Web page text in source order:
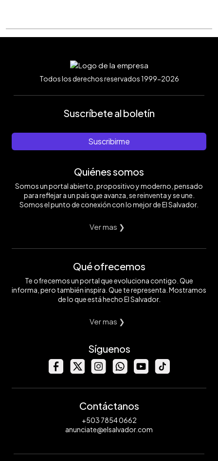
Todos los derechos reservados 1999-2026
Suscríbete al boletín
Suscribirme
Quiénes somos
Somos un portal abierto, propositivo y moderno, pensado
para reflejar a un país que avanza, se reinventa y se une.
Somos el punto de conexión con lo mejor de El Salvador.
Ver mas ❯
Qué ofrecemos
Te ofrecemos un portal que evoluciona contigo. Que
informa, pero también inspira. Que te representa. Mostramos
de lo que está hecho El Salvador.
Ver mas ❯
Síguenos
Contáctanos
+503 7854 0662
anunciate@elsalvador.com